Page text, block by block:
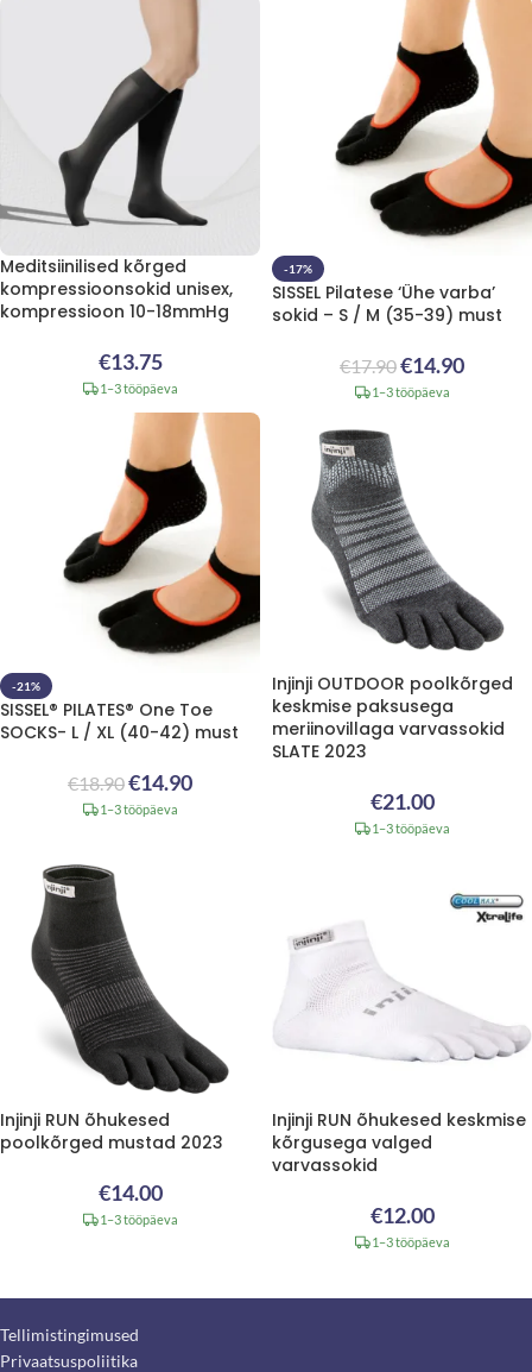
Meditsiinilised kõrged
kompressioonsokid unisex,
kompressioon 10-18mmHg
€13.75
1–3 tööpäeva
-17%
SISSEL Pilatese ‘Ühe varba’
sokid – S / M (35-39) must
€17.90€14.90
1–3 tööpäeva
-21%
SISSEL® PILATES® One Toe
SOCKS- L / XL (40-42) must
€18.90€14.90
1–3 tööpäeva
Injinji OUTDOOR poolkõrged
keskmise paksusega
meriinovillaga varvassokid
SLATE 2023
€21.00
1–3 tööpäeva
Injinji RUN õhukesed
poolkõrged mustad 2023
€14.00
1–3 tööpäeva
Injinji RUN õhukesed keskmise
kõrgusega valged
varvassokid
€12.00
1–3 tööpäeva
Tellimistingimused
Privaatsuspoliitika